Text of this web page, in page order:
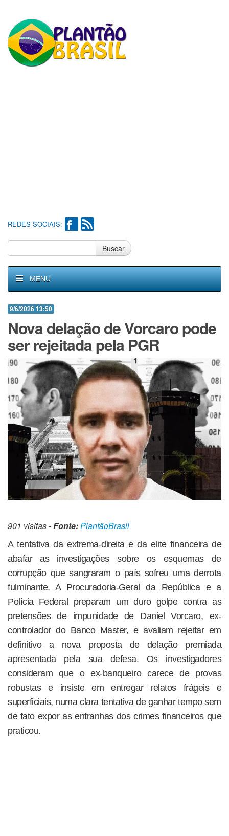
REDES SOCIAIS:
Buscar
MENU
9/6/2026 13:50
Nova delação de Vorcaro pode
ser rejeitada pela PGR
901 visitas -Fonte:PlantãoBrasil
A tentativa da extrema-direita e da elite financeira de
abafar as investigações sobre os esquemas de
corrupção que sangraram o país sofreu uma derrota
fulminante. A Procuradoria-Geral da República e a
Polícia Federal preparam um duro golpe contra as
pretensões de impunidade de Daniel Vorcaro, ex-
controlador do Banco Master, e avaliam rejeitar em
definitivo a nova proposta de delação premiada
apresentada pela sua defesa. Os investigadores
consideram que o ex-banqueiro carece de provas
robustas e insiste em entregar relatos frágeis e
superficiais, numa clara tentativa de ganhar tempo sem
de fato expor as entranhas dos crimes financeiros que
praticou.